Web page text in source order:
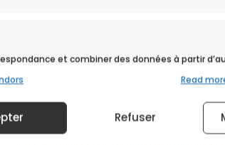
et combiner des données à partir
Relier différents appareils, Identifier les
prévenir et détecter la fraude et
Read
Refuser